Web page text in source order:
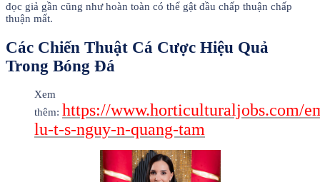
đọc giả gần cũng như hoàn toàn có thể gật đầu chấp thuận chấp
thuận mất.
Các Chiến Thuật Cá Cược Hiệu Quả
Trong Bóng Đá
Xem
thêm: https://www.horticulturaljobs.com/
lu-t-s-nguy-n-quang-tam